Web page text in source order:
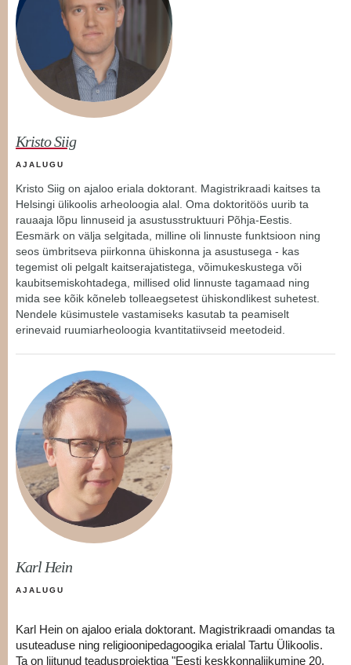
Kristo Siig
AJALUGU
Kristo Siig on ajaloo eriala doktorant. Magistrikraadi kaitses ta
Helsingi ülikoolis arheoloogia alal. Oma doktoritöös uurib ta
rauaaja lõpu linnuseid ja asustusstruktuuri Põhja-Eestis.
Eesmärk on välja selgitada, milline oli linnuste funktsioon ning
seos ümbritseva piirkonna ühiskonna ja asustusega - kas
tegemist oli pelgalt kaitserajatistega, võimukeskustega või
kaubitsemiskohtadega, millised olid linnuste tagamaad ning
mida see kõik kõneleb tolleaegsetest ühiskondlikest suhetest.
Nendele küsimustele vastamiseks kasutab ta peamiselt
erinevaid ruumiarheoloogia kvantitatiivseid meetodeid.
Karl Hein
AJALUGU
Karl Hein on ajaloo eriala doktorant. Magistrikraadi omandas ta
usuteaduse ning religioonipedagoogika erialal Tartu Ülikoolis.
Ta on liitunud teadusprojektiga "Eesti keskkonnaliikumine 20.